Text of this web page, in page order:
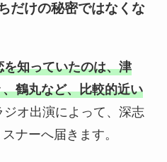
だけの秘密ではなくな
知っていたのは、津
鶴丸など、比較的近い
ジオ出演によって、深志
ナーへ届きます。